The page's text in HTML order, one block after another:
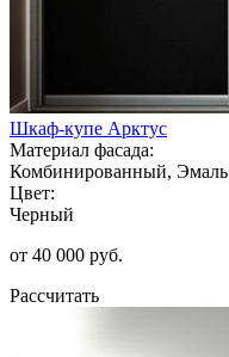
Шкаф-купе Арктус
Материал фасада:
Комбинированный, Эмаль
Цвет:
Черный
от 40 000 руб.
Рассчитать